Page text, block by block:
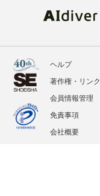
ヘルプ
著作権・リンク
会員情報管理
免責事項
会社概要